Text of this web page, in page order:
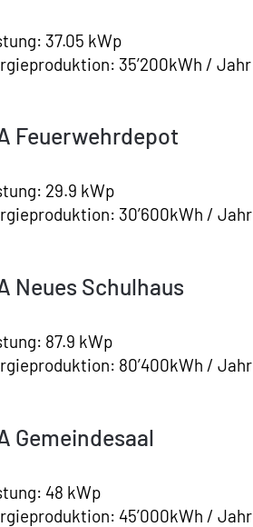
37.05 kWp
35’200kWh / Jahr
Feuerwehrdepot
29.9 kWp
30’600kWh / Jahr
Neues Schulhaus
87.9 kWp
80’400kWh / Jahr
Gemeindesaal
48 kWp
45’000kWh / Jahr